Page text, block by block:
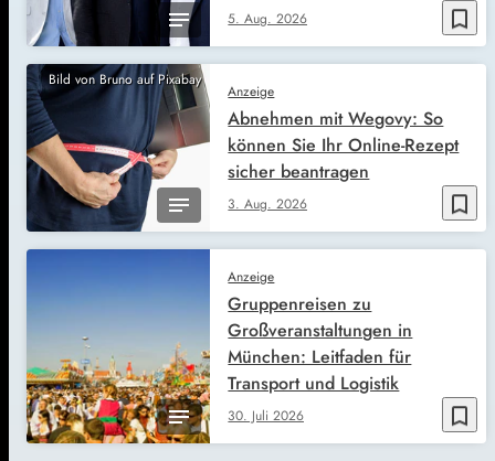
bookmark_border
5. Aug. 2026
Bild von Bruno auf Pixabay
bookmark_border
Anzeige
3. Aug. 2026
Abnehmen mit Wegovy: So
können Sie Ihr Online-Rezept
sicher beantragen
bookmark_border
Anzeige
30. Juli 2026
Gruppenreisen zu
Großveranstaltungen in
München: Leitfaden für
Transport und Logistik